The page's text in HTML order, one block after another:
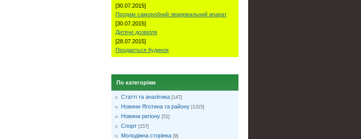
[30.07.2015]
Продам саморобний зварювальний апарат
[30.07.2015]
Дитяче дозвілля
[28.07.2015]
Продаеться будинок
По категоріям
Статті та аналітика [147]
Новини Яготина та району [1315]
Новини регіону [51]
Спорт [157]
Молодіжна сторінка [9]